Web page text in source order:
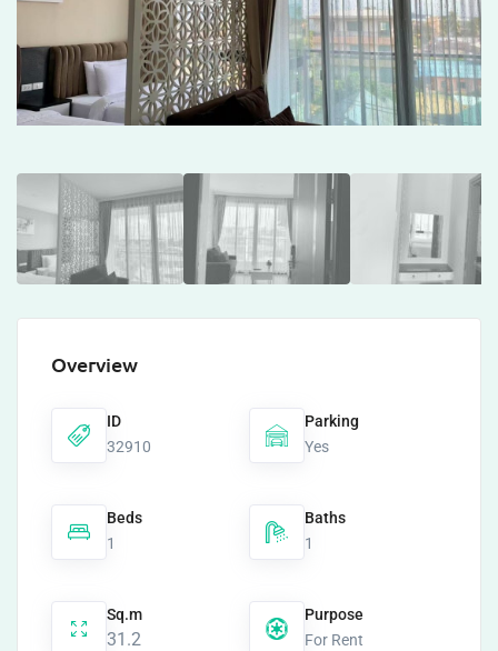
Overview
ID
32910
Parking
Yes
Beds
1
Baths
1
Sq.m
31.2
Purpose
For Rent